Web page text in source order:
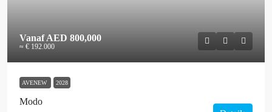
VanafAED 800,000
≈ € 192.000
AVENEW 2028
Modo